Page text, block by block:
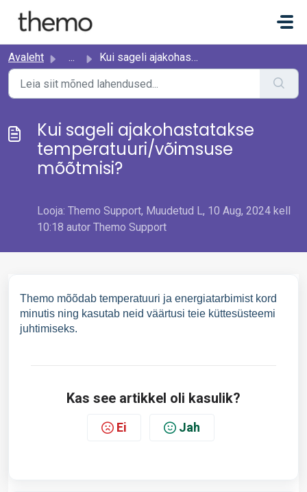
Avaleht ... Kui sageli ajakohastatakse temperatuuri/võimsuse mõõtmisi?
Kui sageli ajakohastatakse
temperatuuri/võimsuse
mõõtmisi?
Looja: Themo Support, Muudetud L, 10 Aug, 2024 kell
10:18 autor Themo Support
Themo mõõdab temperatuuri ja energiatarbimist kord
minutis ning kasutab neid väärtusi teie küttesüsteemi
juhtimiseks.
Kas see artikkel oli kasulik?
Ei Jah